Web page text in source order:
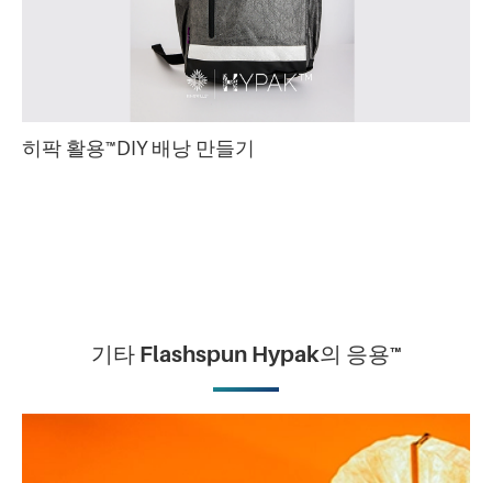
히팍 활용™DIY 배낭 만들기
기타 Flashspun Hypak의 응용™